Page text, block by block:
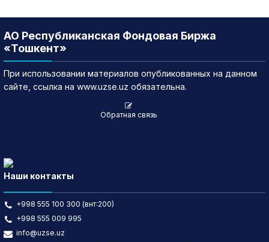
АО Республиканская Фондовая Биржа
«Тошкент»
При использовании материалов опубликованных на данном
сайте, ссылка на www.uzse.uz обязательна.
Обратная связь
Наши контакты
+998 555 100 300 (внт:200)
+998 555 009 995
info@uzse.uz